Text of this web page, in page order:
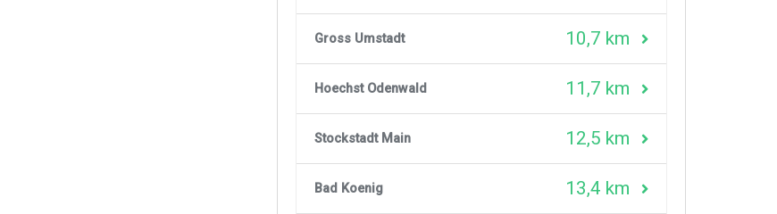
Gross Umstadt 10,7 km
Hoechst Odenwald 11,7 km
Stockstadt Main 12,5 km
Bad Koenig 13,4 km